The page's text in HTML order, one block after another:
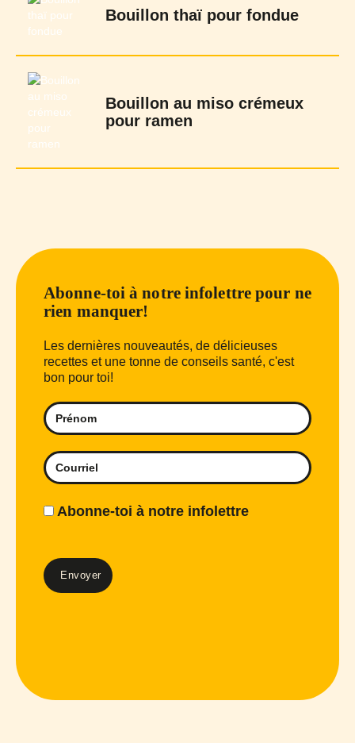
Bouillon thaï pour fondue
Bouillon au miso crémeux
pour ramen
Abonne-toi à notre infolettre pour ne
rien manquer!
Les dernières nouveautés, de délicieuses
recettes et une tonne de conseils santé, c'est
bon pour toi!
Abonne-toi à notre infolettre